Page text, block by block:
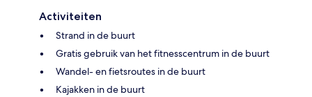
Activiteiten
Strand in de buurt
Gratis gebruik van het fitnesscentrum in de buurt
Wandel- en fietsroutes in de buurt
Kajakken in de buurt